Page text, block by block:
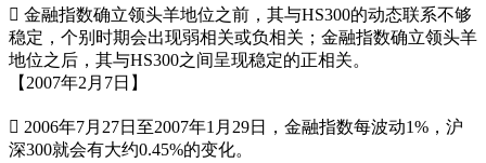
􀁺 金融指数确立领头羊地位之前，其与HS300的动态联系不够
稳定，个别时期会出现弱相关或负相关；金融指数确立领头羊
地位之后，其与HS300之间呈现稳定的正相关。
【2007年2月7日】
􀁺 2006年7月27日至2007年1月29日，金融指数每波动1%，沪
深300就会有大约0.45%的变化。